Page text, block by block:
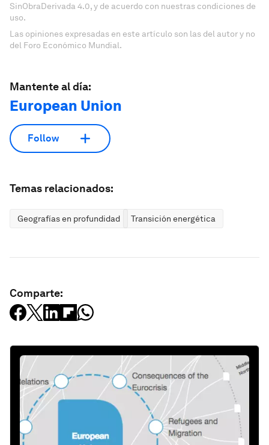
SinObraDerivada 4.0, y de acuerdo con nuestras condiciones de
uso.
Las opiniones expresadas en este artículo son las del autor y no
del Foro Económico Mundial.
Mantente al día:
European Union
Follow
Temas relacionados:
Geografías en profundidad Transición energética
Comparte: